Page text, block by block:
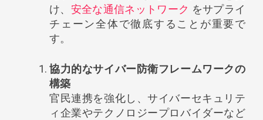
け、 安全な通信ネットワーク をサプライ
チェーン全体で徹底することが重要で
す。
協力的なサイバー防衛フレームワークの
構築
官民連携を強化し、サイバーセキュリテ
ィ企業やテクノロジープロバイダーなど